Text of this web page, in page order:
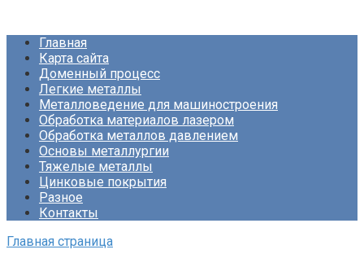
контентуГлавная
Карта сайта
Доменный процесс
Легкие металлы
Металловедение для машиностроения
Обработка материалов лазером
Обработка металлов давлением
Основы металлургии
Тяжелые металлы
Цинковые покрытия
Разное
Контакты
Главная страница